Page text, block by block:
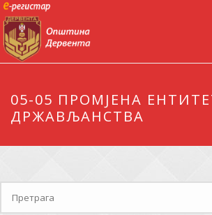
05-05 ПРОМЈЕНА
ДРЖАВЉАНСТВА